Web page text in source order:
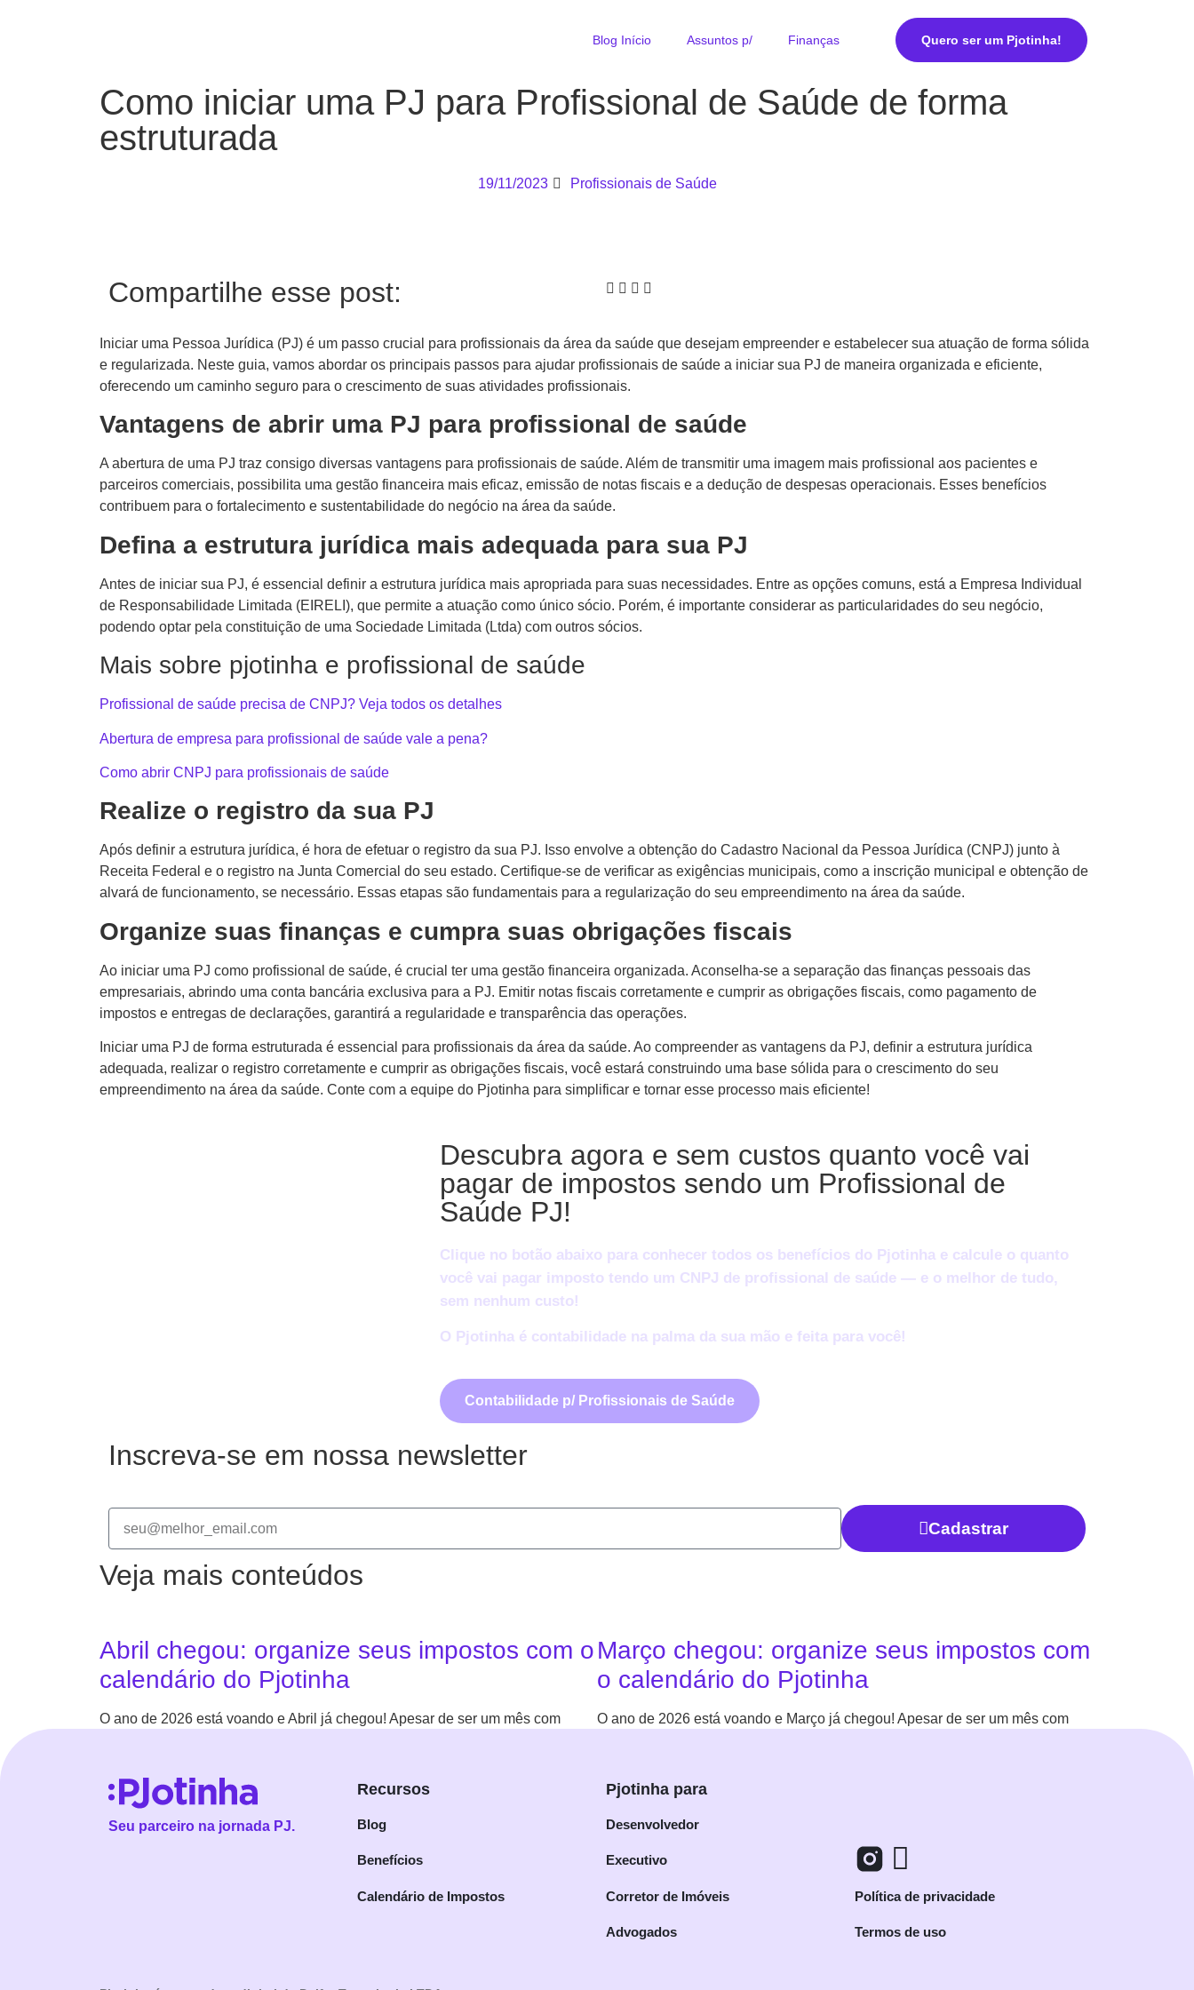
Blog Início Assuntos p/ Finanças Quero ser um Pjotinha!
Como iniciar uma PJ para Profissional de Saúde de forma
estruturada
19/11/2023 Profissionais de Saúde
Compartilhe esse post:
Iniciar uma Pessoa Jurídica (PJ) é um passo crucial para profissionais da área da saúde que desejam empreender e estabelecer sua atuação de forma sólida
e regularizada. Neste guia, vamos abordar os principais passos para ajudar profissionais de saúde a iniciar sua PJ de maneira organizada e eficiente,
oferecendo um caminho seguro para o crescimento de suas atividades profissionais.
Vantagens de abrir uma PJ para profissional de saúde
A abertura de uma PJ traz consigo diversas vantagens para profissionais de saúde. Além de transmitir uma imagem mais profissional aos pacientes e
parceiros comerciais, possibilita uma gestão financeira mais eficaz, emissão de notas fiscais e a dedução de despesas operacionais. Esses benefícios
contribuem para o fortalecimento e sustentabilidade do negócio na área da saúde.
Defina a estrutura jurídica mais adequada para sua PJ
Antes de iniciar sua PJ, é essencial definir a estrutura jurídica mais apropriada para suas necessidades. Entre as opções comuns, está a Empresa Individual
de Responsabilidade Limitada (EIRELI), que permite a atuação como único sócio. Porém, é importante considerar as particularidades do seu negócio,
podendo optar pela constituição de uma Sociedade Limitada (Ltda) com outros sócios.
Mais sobre pjotinha e profissional de saúde
Profissional de saúde precisa de CNPJ? Veja todos os detalhes
Abertura de empresa para profissional de saúde vale a pena?
Como abrir CNPJ para profissionais de saúde
Realize o registro da sua PJ
Após definir a estrutura jurídica, é hora de efetuar o registro da sua PJ. Isso envolve a obtenção do Cadastro Nacional da Pessoa Jurídica (CNPJ) junto à
Receita Federal e o registro na Junta Comercial do seu estado. Certifique-se de verificar as exigências municipais, como a inscrição municipal e obtenção de
alvará de funcionamento, se necessário. Essas etapas são fundamentais para a regularização do seu empreendimento na área da saúde.
Organize suas finanças e cumpra suas obrigações fiscais
Ao iniciar uma PJ como profissional de saúde, é crucial ter uma gestão financeira organizada. Aconselha-se a separação das finanças pessoais das
empresariais, abrindo uma conta bancária exclusiva para a PJ. Emitir notas fiscais corretamente e cumprir as obrigações fiscais, como pagamento de
impostos e entregas de declarações, garantirá a regularidade e transparência das operações.
Iniciar uma PJ de forma estruturada é essencial para profissionais da área da saúde. Ao compreender as vantagens da PJ, definir a estrutura jurídica
adequada, realizar o registro corretamente e cumprir as obrigações fiscais, você estará construindo uma base sólida para o crescimento do seu
empreendimento na área da saúde. Conte com a equipe do Pjotinha para simplificar e tornar esse processo mais eficiente!
Descubra agora e sem custos quanto você vai
pagar de impostos sendo um Profissional de
Saúde PJ!
Clique no botão abaixo para conhecer todos os benefícios do Pjotinha e calcule o quanto
você vai pagar imposto tendo um CNPJ de profissional de saúde — e o melhor de tudo,
sem nenhum custo!
O Pjotinha é contabilidade na palma da sua mão e feita para você!
Contabilidade p/ Profissionais de Saúde
Inscreva-se em nossa newsletter
Cadastrar
Veja mais conteúdos
Abril chegou: organize seus impostos com o
calendário do Pjotinha
O ano de 2026 está voando e Abril já chegou! Apesar de ser um mês com
Março chegou: organize seus impostos com
o calendário do Pjotinha
O ano de 2026 está voando e Março já chegou! Apesar de ser um mês com
Seu parceiro na jornada PJ.
Recursos
Blog
Benefícios
Calendário de Impostos
Pjotinha para
Desenvolvedor
Executivo
Corretor de Imóveis
Advogados
Política de privacidade
Termos de uso